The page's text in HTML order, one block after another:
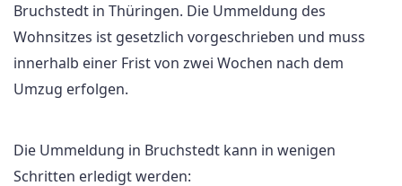
Bruchstedt in Thüringen. Die Ummeldung des
Wohnsitzes ist gesetzlich vorgeschrieben und muss
innerhalb einer Frist von zwei Wochen nach dem
Umzug erfolgen.
Die Ummeldung in Bruchstedt kann in wenigen
Schritten erledigt werden: